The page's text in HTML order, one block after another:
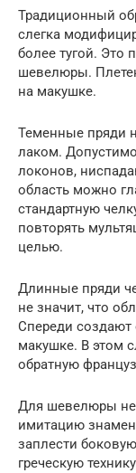
Традиционный
слегка
более тугой. Это
шевелюры.
на макушке.
Теменные пряди
лаком.
локонов,
область можно
стандартную
повторять
целью.
Длинные пряди
не значит, что
Спереди создают
макушке. В этом
обратную
Для шевелюры
имитацию
заплести
греческую